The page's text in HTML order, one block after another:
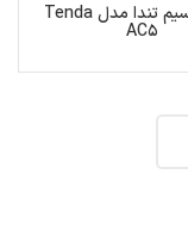
روتر بی‌سیم تندا مدل Tenda
AC5